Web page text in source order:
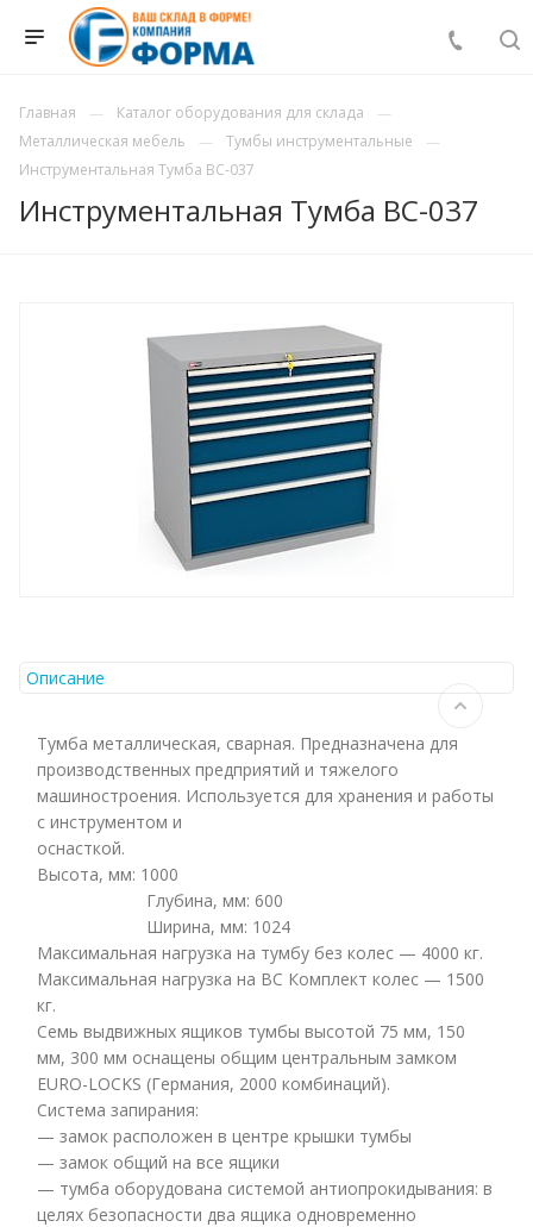
Главная
Каталог оборудования для склада
Металлическая мебель
Тумбы инструментальные
Инструментальная Тумба ВС-037
Инструментальная Тумба ВС-037
Описание
Тумба металлическая, сварная. Предназначена для
производственных предприятий и тяжелого
машиностроения. Используется для хранения и работы
с инструментом и
Высота, мм: 1000
Глубина, мм: 600
Ширина, мм: 1024
Максимальная нагрузка на тумбу без колес — 4000 кг.
Максимальная нагрузка на ВС Комплект колес — 1500
кг.
Семь выдвижных ящиков тумбы высотой 75 мм, 150
мм, 300 мм оснащены общим центральным замком
EURO-LOCKS (Германия, 2000 комбинаций).
Система запирания:
— замок расположен в центре крышки тумбы
— замок общий на все ящики
— тумба оборудована системой антиопрокидывания: в
целях безопасности два ящика одновременно